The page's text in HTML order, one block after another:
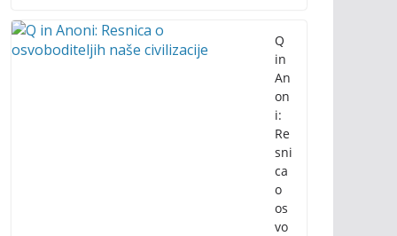
Q
in
An
on
i:
Re
sni
ca
o
os
vo